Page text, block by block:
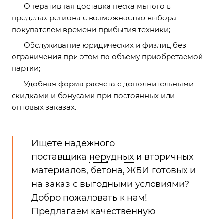
Оперативная доставка песка мытого в
пределах региона с возможностью выбора
покупателем времени прибытия техники;
Обслуживание юридических и физлиц без
ограничения при этом по объему приобретаемой
партии;
Удобная форма расчета с дополнительными
скидками и бонусами при постоянных или
оптовых заказах.
Ищете надёжного
поставщика нерудных и вторичных
материалов, бетона, ЖБИ готовых и
на заказ с выгодными условиями?
Добро пожаловать к нам!
Предлагаем качественную